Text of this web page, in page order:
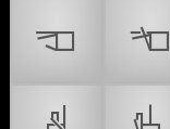
𝠫
𝠬